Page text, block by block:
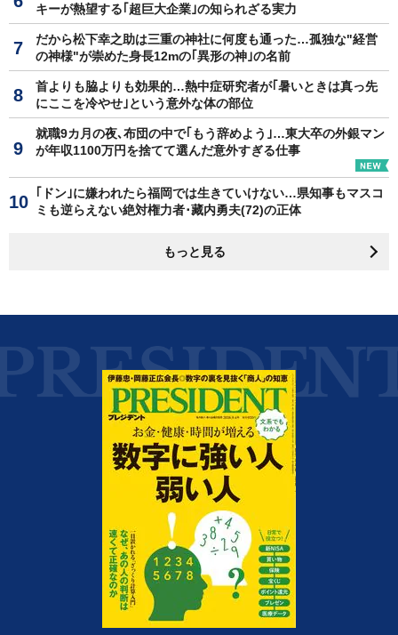
キーが熱望する｢超巨大企業｣の知られざる実力
だから松下幸之助は三重の神社に何度も通った…孤独な"経営
の神様"が崇めた身長12mの｢異形の神｣の名前
首よりも脇よりも効果的…熱中症研究者が｢暑いときは真っ先
にここを冷やせ｣という意外な体の部位
就職9カ月の夜､布団の中で｢もう辞めよう｣…東大卒の外銀マン
が年収1100万円を捨てて選んだ意外すぎる仕事
｢ドン｣に嫌われたら福岡では生きていけない…県知事もマスコ
ミも逆らえない絶対権力者･藏内勇夫(72)の正体
もっと見る